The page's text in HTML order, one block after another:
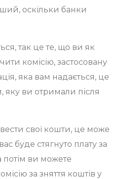
оскільки банки
так це те, що ви як
комісію, застосовану
яка вам надається, це
яку ви отримали після
свої кошти, це може
буде стягнуто плату за
потім ви можете
за зняття коштів у